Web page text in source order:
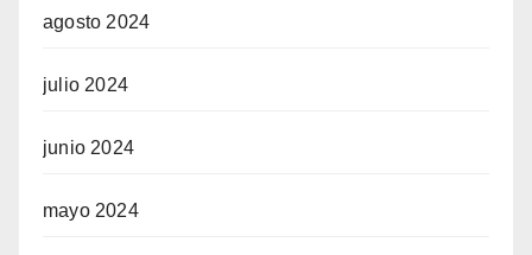
agosto 2024
julio 2024
junio 2024
mayo 2024